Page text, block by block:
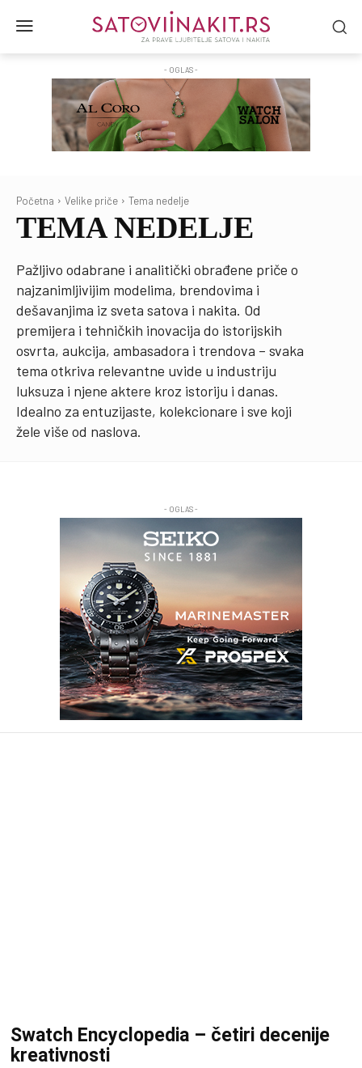
- OGLAS -
Početna Velike priče Tema nedelje
TEMA NEDELJE
Pažljivo odabrane i analitički obrađene priče o
najzanimljivijim modelima, brendovima i
dešavanjima iz sveta satova i nakita. Od
premijera i tehničkih inovacija do istorijskih
osvrta, aukcija, ambasadora i trendova – svaka
tema otkriva relevantne uvide u industriju
luksuza i njene aktere kroz istoriju i danas.
Idealno za entuzijaste, kolekcionare i sve koji
žele više od naslova.
- OGLAS -
Swatch Encyclopedia – četiri decenije
kreativnosti